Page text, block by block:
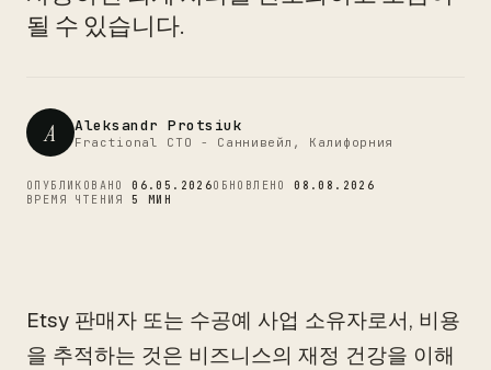
될 수 있습니다.
A Aleksandr Protsiuk
Fractional CTO - Саннивейл, Калифорния
ОПУБЛИКОВАНО06.05.2026ОБНОВЛЕНО08.08.2026
ВРЕМЯ ЧТЕНИЯ5 МИН
Etsy 판매자 또는 수공예 사업 소유자로서, 비용
을 추적하는 것은 비즈니스의 재정 건강을 이해